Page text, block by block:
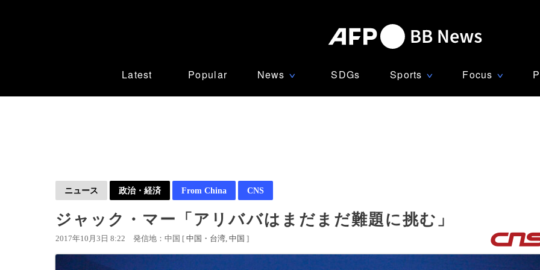
Latest Popular News ∨ SDGs Sports ∨ Focus ∨
ニュース 政治・経済 From China CNS
ジャック・マー「アリババはまだまだ難題に挑む」
2017年10月3日 8:22 発信地：中国 [ 中国・台湾 中国 ]